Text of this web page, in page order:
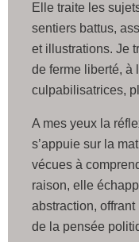
Elle traite les
sentiers battus,
et illustrations. Je
de ferme liberté, à
culpabilisatrices,
A mes yeux la
s’appuie sur la
vécues à
raison, elle
abstraction,
de la pensée